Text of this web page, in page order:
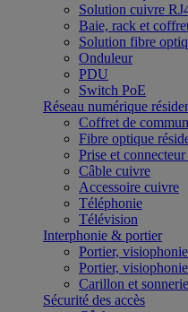
Solution cuivre
Baie, rack et
Solution fibre
Onduleur
PDU
Switch PoE
Réseau numérique
Coffret de
Fibre optique
Prise et
Câble cuivre
Accessoire cuivre
Téléphonie
Télévision
Interphonie & portier
Portier,
Portier,
Carillon et sonnerie
Sécurité des accès